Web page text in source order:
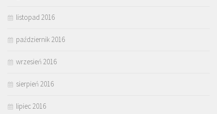
listopad 2016
październik 2016
wrzesień 2016
sierpień 2016
lipiec 2016